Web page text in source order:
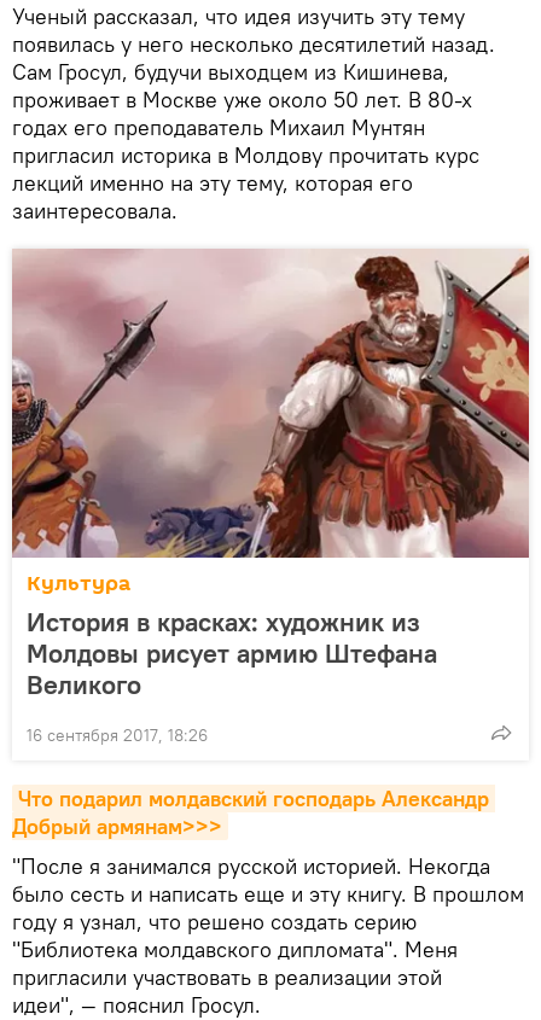
Ученый рассказал, что идея изучить эту тему
появилась у него несколько десятилетий назад.
Сам Гросул, будучи выходцем из Кишинева,
проживает в Москве уже около 50 лет. В 80-х
годах его преподаватель Михаил Мунтян
пригласил историка в Молдову прочитать курс
лекций именно на эту тему, которая его
заинтересовала.
Культура
История в красках: художник из
Молдовы рисует армию Штефана
Великого
16 сентября 2017, 18:26
Что подарил молдавский господарь Александр
Добрый армянам>>>
"После я занимался русской историей. Некогда
было сесть и написать еще и эту книгу. В прошлом
году я узнал, что решено создать серию
"Библиотека молдавского дипломата". Меня
пригласили участвовать в реализации этой
идеи", — пояснил Гросул.